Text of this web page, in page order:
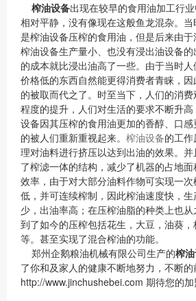
榨油设备出现在较早的食用油加工行
相对平静，没有像现在这般鱼龙混杂。
是榨油设备压榨的食用油，但是后来由于
榨油设备生产量小、也没有浸出油设备
的成本就比浸出油高了一些。由于当时人
价格低的东西自然能更得消费者青睐，
的被取而代之了。时至当下，人们的消
程度的提升，人们对生活的要求不断升
设备因其压榨的食用油更加的香醇、口
的被人们重新重视起来。 榨油设备的工
理对油料进行挤压以达到出油的效果。
了榨滤一体的结构，减少了机器的占地
效率，由于对大部分油料作物可实现一
低，并可连续榨制，因此榨油速度快，
少，出油率高；在压榨油脂的种类上也
到了如今的压榨包括花生，大豆，油葵
等。甚至实现了混合榨油的功能。
郑州企鹅粮油机械有限公司生产的榨
了你和及家人的健康不断地努力，不断的
http://www.jinchushebei.com 期待您的加